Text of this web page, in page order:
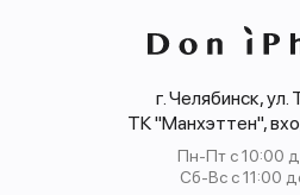
г. Челябинск, ул.
ТК "Манхэттен",
Пн-Пт с 10:00
Сб-Вс с 11:00